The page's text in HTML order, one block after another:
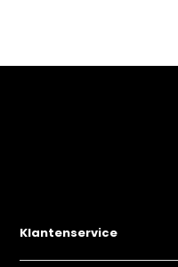
Klantenservice